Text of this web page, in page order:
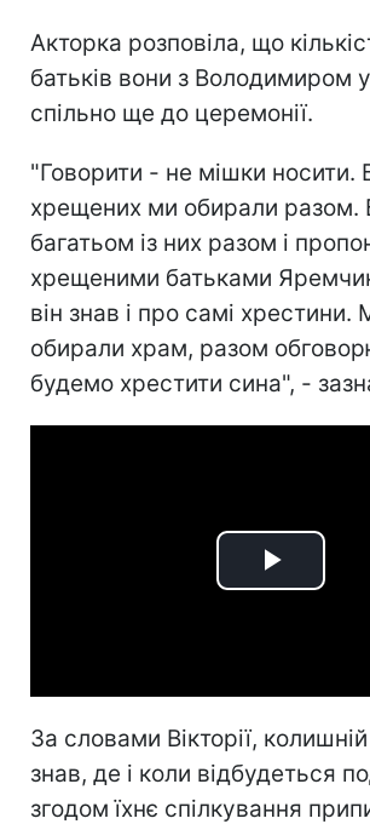
Акторка розповіла, що
батьків вони з Володимиром
спільно ще до церемонії.
"Говорити - не мішки носити.
хрещених ми обирали разом.
багатьом із них разом і
хрещеними батьками
він знав і про самі
обирали храм, разом
будемо хрестити сина", -
Play
За словами Вікторії,
знав, де і коли відбудеться
згодом їхнє спілкування